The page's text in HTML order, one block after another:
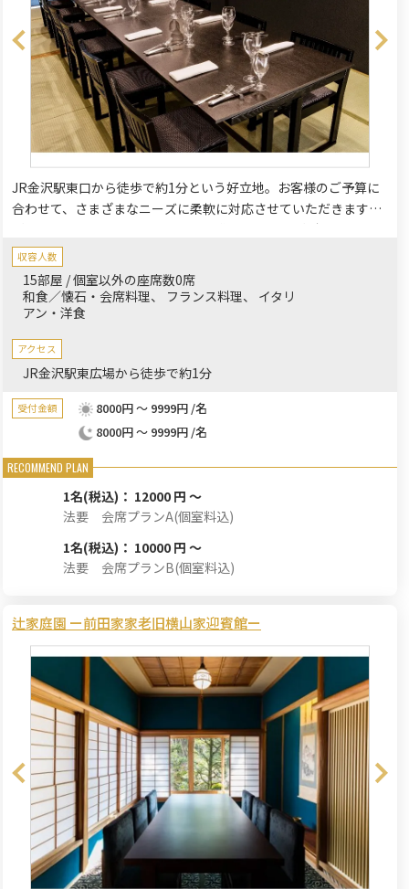
JR金沢駅東口から徒歩で約1分という好立地。お客様のご予算に
合わせて、さまざまなニーズに柔軟に対応させていただきます。
ご結納・顔合わせにぴったりの和座敷（個室）もございます。そ
の他、ご家族様・ご親族様の集いでもご利用いただける洋風小宴
会場(月、風、扇の間)もご用意しております。
収容人数
15部屋 / 個室以外の座席数0席
和食／懐石・会席料理
フランス料理
イタリ
アン・洋食
アクセス
JR金沢駅東広場から徒歩で約1分
受付金額
8000円 ～ 9999円 /名
8000円 ～ 9999円 /名
1名(税込)： 12000 円 ～
法要 会席プランA(個室料込)
1名(税込)： 10000 円 ～
法要 会席プランB(個室料込)
辻家庭園 ー前田家家老旧横山家迎賓館ー